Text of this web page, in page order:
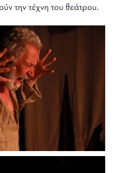
την τέχνη του θεάτρου.